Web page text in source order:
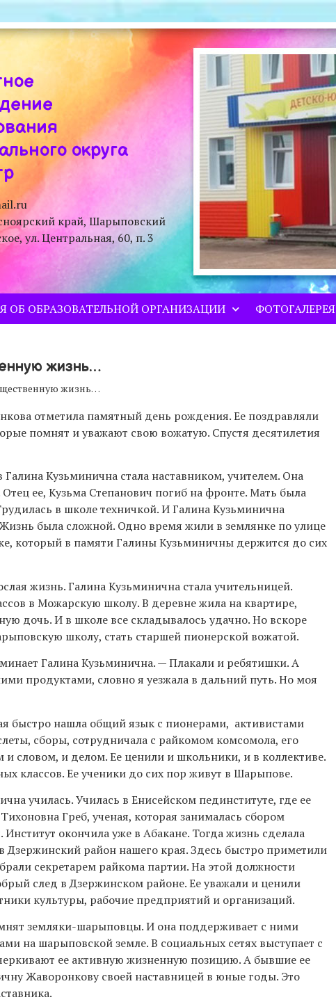
округа
край, Шарыповский
ул. Центральная, 60, п. 3
ОБ ОБРАЗОВАТЕЛЬНОЙ ОРГАНИЗАЦИИ ФОТОГАЛЕРЕЯ
жизнь…
жизнь…
отметила памятный день рождения. Ее поздравляли
помнят и уважают свою вожатую. Спустя десятилетия
Кузьминична стала наставником, учителем. Она
ее, Кузьма Степанович погиб на фронте. Мать была
в школе техничкой. И Галина Кузьминична
была сложной. Одно время жили в землянке по улице
который в памяти Галины Кузьминичны держится до сих
жизнь. Галина Кузьминична стала учительницей.
в Можарскую школу. В деревне жила на квартире,
дочь. И в школе все складывалось удачно. Но вскоре
школу, стать старшей пионерской вожатой.
Галина Кузьминична. — Плакали и ребятишки. А
продуктами, словно я уезжала в дальний путь. Но моя
быстро нашла общий язык с пионерами, активистами
сборы, сотрудничала с райкомом комсомола, его
словом, и делом. Ее ценили и школьники, и в коллективе.
классов. Ее ученики до сих пор живут в Шарыпове.
училась. Училась в Енисейском пединституте, где ее
Греб, ученая, которая занималась сбором
окончила уже в Абакане. Тогда жизнь сделала
Дзержинский район нашего края. Здесь быстро приметили
секретарем райкома партии. На этой должности
след в Дзержинском районе. Ее уважали и ценили
культуры, рабочие предприятий и организаций.
земляки-шарыповцы. И она поддерживает с ними
на шарыповской земле. В социальных сетях выступает с
ее активную жизненную позицию. А бывшие ее
Жаворонкову своей наставницей в юные годы. Это